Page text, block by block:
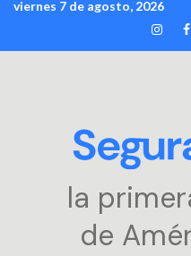
Skip
content
viernes 7 de agosto, 2026
la
de